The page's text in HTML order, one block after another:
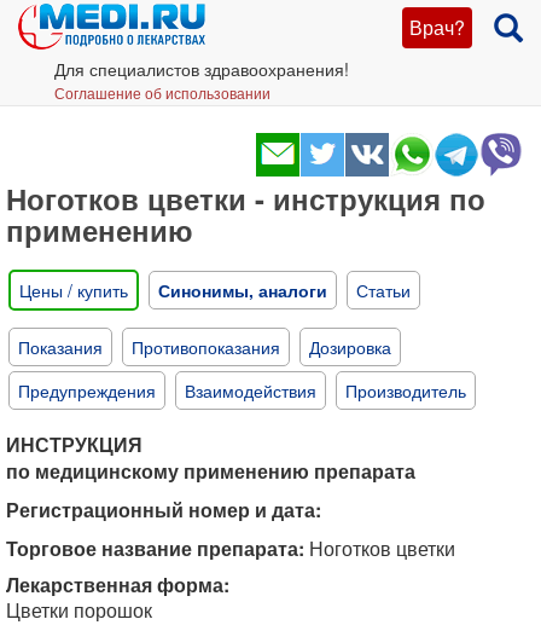
Врач?
Для специалистов здравоохранения!
Соглашение об использовании
Ноготков цветки - инструкция по
применению
Цены / купить Синонимы, аналоги Статьи
Показания Противопоказания
Дозировка
Предупреждения
Взаимодействия Производитель
ИНСТРУКЦИЯ
по медицинскому применению препарата
Регистрационный номер и дата:
Торговое название препарата: Ноготков цветки
Лекарственная форма:
Цветки порошок